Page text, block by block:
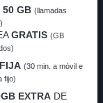
50 GB (llamadas
GRATIS (GB
FIJA (30 min. a móvil e
fijo)
EXTRADE